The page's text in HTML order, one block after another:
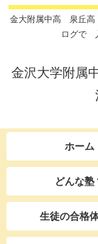
金大附属中高 泉丘高
ログで
金沢大学附属
ホーム
どんな塾
生徒の合格